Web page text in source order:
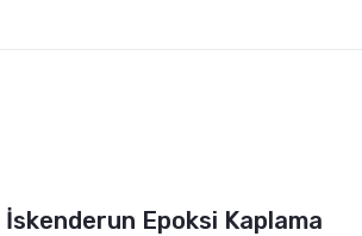
İskenderun Epoksi Kaplama